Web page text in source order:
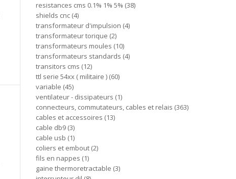
resistances cms 0.1% 1% 5% 38
shields cnc 4
transformateur d'impulsion 4
transformateur torique 2
transformateurs moules 10
transformateurs standards 4
transitors cms 12
ttl serie 54xx ( militaire ) 60
variable 45
ventilateur - dissipateurs 1
connecteurs, commutateurs, cables et relais 363
cables et accessoires 13
cable db9 3
cable usb 1
coliers et embout 2
fils en nappes 1
gaine thermoretractable 3